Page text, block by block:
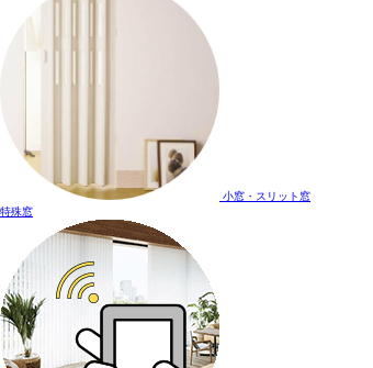
小窓・スリット窓
特殊窓